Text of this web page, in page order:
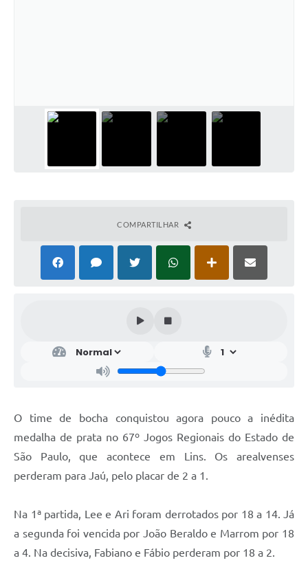
COMPARTILHAR
O time de bocha conquistou agora pouco a inédita
medalha de prata no 67º Jogos Regionais do Estado de
São Paulo, que acontece em Lins. Os arealvenses
perderam para Jaú, pelo placar de 2 a 1.
Na 1ª partida, Lee e Ari foram derrotados por 18 a 14. Já
a segunda foi vencida por João Beraldo e Marrom por 18
a 4. Na decisiva, Fabiano e Fábio perderam por 18 a 2.